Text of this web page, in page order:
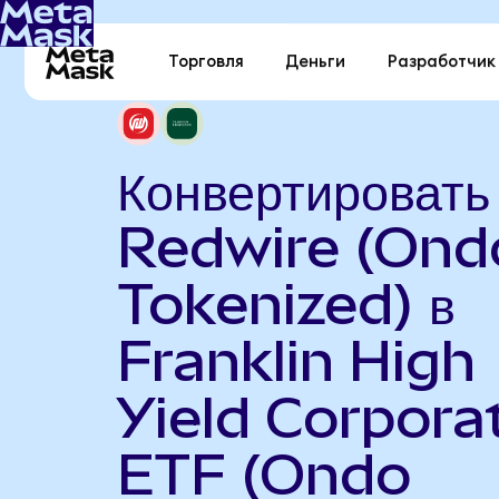
Торговля Деньги Разработчик
Конвертировать
Redwire
Tokenized) в
Franklin High
Yield
ETF (Ondo